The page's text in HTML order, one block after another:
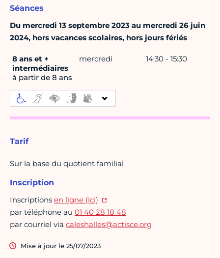
Séances
Du mercredi 13 septembre 2023 au mercredi 26 juin
2024, hors vacances scolaires, hors jours fériés
8 ans et +
intermédiaires
à partir de 8 ans
mercredi 14:30 - 15:30
Tarif
Sur la base du quotient familial
Inscription
Inscriptions en ligne (ici)
par téléphone au 01 40 28 18 48
par courriel via caleshalles@actisce.org
Mise à jour le 25/07/2023